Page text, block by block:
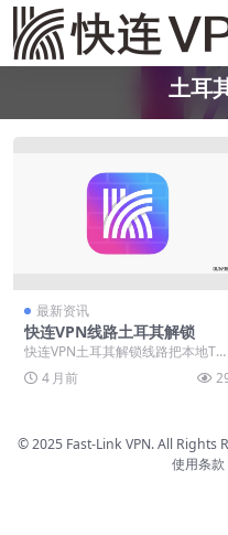
土耳
最新资讯
快连VPN线路土耳其解锁
快连VPN土耳其解锁线路把本地TD-
LTE基站IP塞进出口，平台秒认伊斯
坦布尔土...
4 月前
© 2025 Fast-Link VPN. All Rights
使用条